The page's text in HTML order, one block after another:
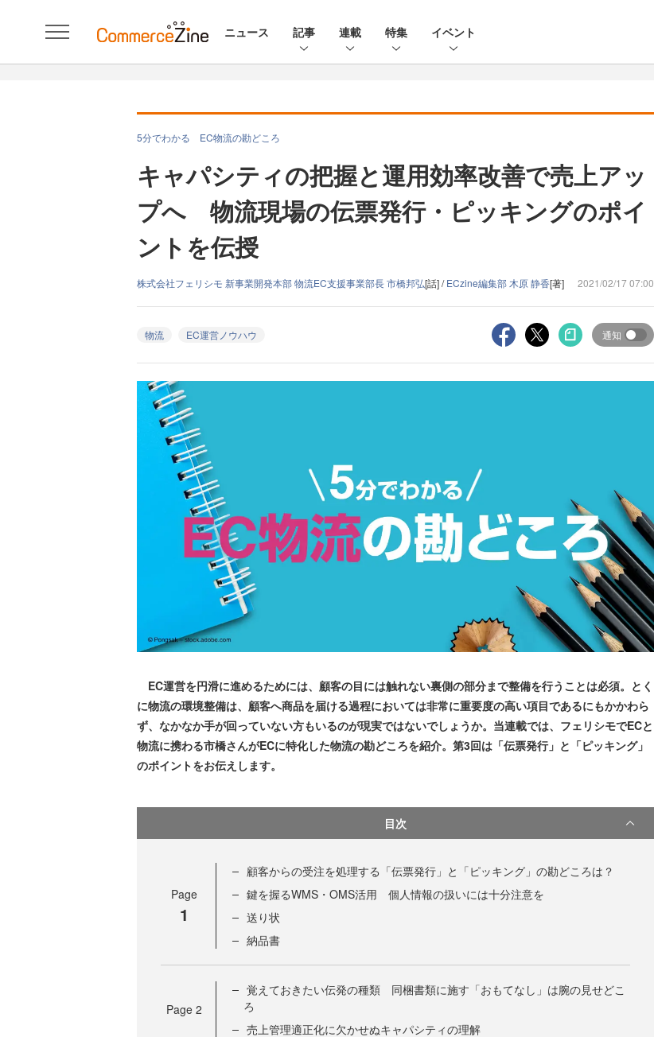
ニュース 記事 連載 特集 イベント
5分でわかる EC物流の勘どころ
キャパシティの把握と運用効率改善で売上アッ
プへ 物流現場の伝票発行・ピッキングのポイ
ントを伝授
株式会社フェリシモ 新事業開発本部 物流EC支援事業部長 市橋邦弘[話] /ECzine編集部 木原 静香[著] 2021/02/17 07:00
物流 EC運営ノウハウ 通知
EC運営を円滑に進めるためには、顧客の目には触れない裏側の部分まで整備を行うことは必須。とく
に物流の環境整備は、顧客へ商品を届ける過程においては非常に重要度の高い項目であるにもかかわら
ず、なかなか手が回っていない方もいるのが現実ではないでしょうか。当連載では、フェリシモでECと
物流に携わる市橋さんがECに特化した物流の勘どころを紹介。第3回は「伝票発行」と「ピッキング」
のポイントをお伝えします。
目次
Page
1
顧客からの受注を処理する「伝票発行」と「ピッキング」の勘どころは？
鍵を握るWMS・OMS活用 個人情報の扱いには十分注意を
送り状
納品書
Page 2
覚えておきたい伝発の種類 同梱書類に施す「おもてなし」は腕の見せどこ
ろ
売上管理適正化に欠かせぬキャパシティの理解